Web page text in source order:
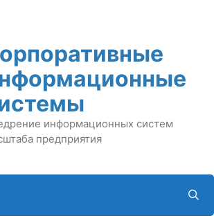
информационных систем
предприятия